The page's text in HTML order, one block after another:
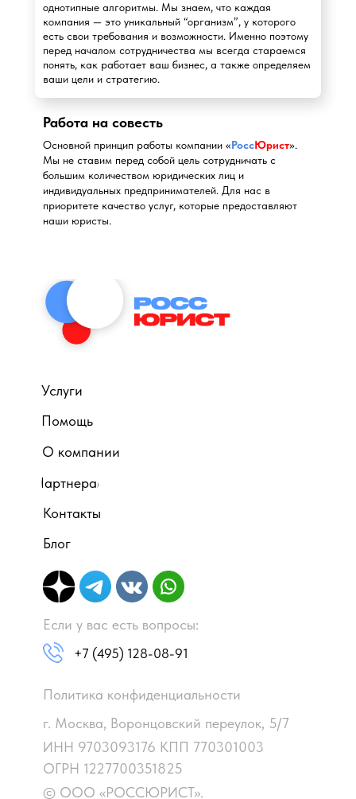
однотипные алгоритмы. Мы знаем, что каждая
компания — это уникальный “организм”, у которого
есть свои требования и возможности. Именно поэтому
перед началом сотрудничества мы всегда стараемся
понять, как работает ваш бизнес, а также определяем
ваши цели и стратегию.
Работа на совесть
Основной принцип работы компании «РоссЮрист».
Мы не ставим перед собой цель сотрудничать с
большим количеством юридических лиц и
индивидуальных предпринимателей. Для нас в
приоритете качество услуг, которые предоставляют
наши юристы.
г. Москва, Воронцовский переулок, 5/7
© ООО «РОССЮРИСТ».
Если у вас есть вопросы:
Партнерам
Блог
Услуги
Помощь
Контакты
ИНН 9703093176 КПП 770301003
ОГРН 1227700351825
Политика конфиденциальности
+7 (495) 128-08-91
О компании